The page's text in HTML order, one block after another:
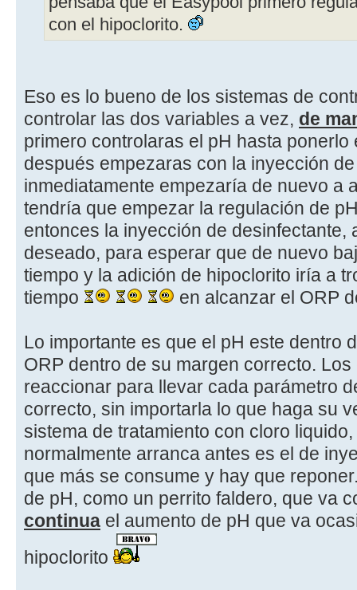
con el hipoclorito.
Eso es lo bueno de los sistemas de
controlar las dos variables a vez, de
primero controlaras el pH hasta
después empezaras con la inyección
inmediatamente empezaría de nuevo a
tendría que empezar la regulación de
entonces la inyección de desinfectante,
deseado, para esperar que de nuevo
tiempo y la adición de hipoclorito iría a
tiempo
en alcanzar el ORP
Lo importante es que el pH este dentro
ORP dentro de su margen correcto.
reaccionar para llevar cada parámetro
correcto, sin importarla lo que haga su
sistema de tratamiento con cloro
normalmente arranca antes es el de
que más se consume y hay que
de pH, como un perrito faldero, que va
continua el aumento de pH que va
hipoclorito